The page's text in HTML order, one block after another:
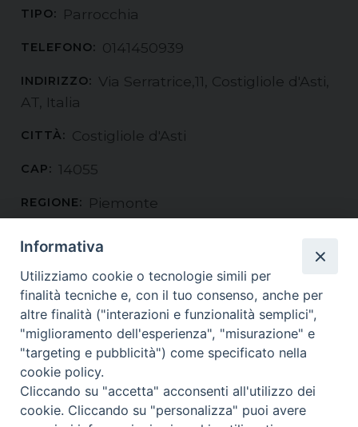
TIPO: Parrocchia
TELEFONO: 0141450939
INDIRIZZO: Via Serratrice,11, Costigliole d'Asti,
AT, Italia
CITTÀ: Costigliole d'Asti
CAP: 14055
REGIONE: Piemonte
Italia
Incarichi
Pilotto Don Giuseppe: Parroco
Orari Sante Messe da Pmap
Episcopio (Benevento)
Dati non disponibili
Informativa
Utilizziamo cookie o tecnologie simili per
finalità tecniche e, con il tuo consenso, anche per
altre finalità ("interazioni e funzionalità semplici",
"miglioramento dell'esperienza", "misurazione" e
"targeting e pubblicità") come specificato nella
cookie policy.
Cliccando su "accetta" acconsenti all'utilizzo dei
cookie. Cliccando su "personalizza" puoi avere